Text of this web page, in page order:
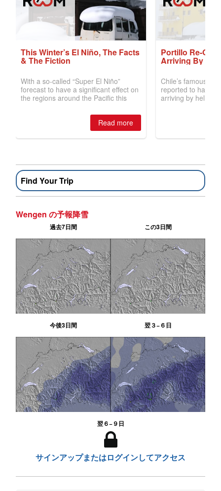
Find Your Trip
Wengen の予報降雪
過去7日間 この3日間
今後3日間 翌３−６日
翌６−９日
サインアップまたはログインしてアクセス